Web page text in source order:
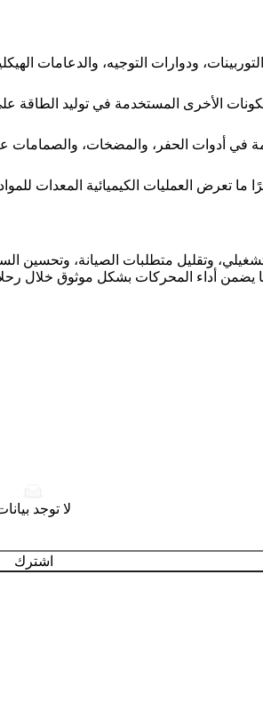
، ودوارات التوجيه، والدعامات
الأخرى المستخدمة في توليد الطاقة
في أدوات الحفر، والمضخات، والصمامات
ما تعرض العمليات الكيميائية المعدات
وتقليل متطلبات الصيانة، وتحسين
يضمن أداء المحركات بشكل موثوق خلال
لا توجد
اشترك